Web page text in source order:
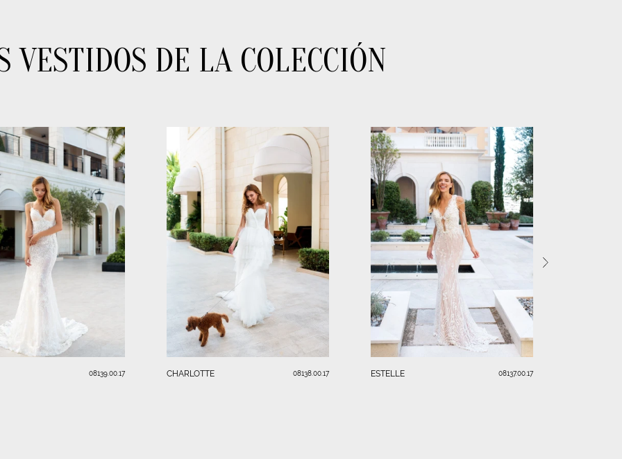
VESTIDOS DE LA COLECCIÓN
08139.00.17 CHARLOTTE 08138.00.17 ESTELLE 08137.00.17